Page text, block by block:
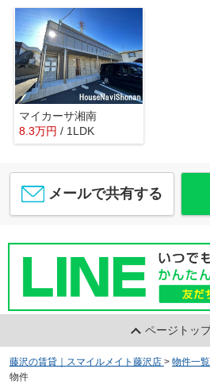
マイカーサ湘南
8.3万円 / 1LDK
メールで共有する
ページトッ
藤沢の賃貸｜スマイルメイト藤沢店 > 物件一覧
物件